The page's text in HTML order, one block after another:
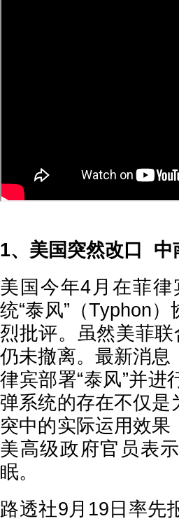
1、美国突然改口 中
美国今年4月在菲
统“泰风”（Typhon
烈批评。虽然美菲
仍未撤离。最新消息
律宾部署“泰风”并
弹系统的存在不仅是
突中的实际运用效
美高级政府官员表
眠。
路透社9月19日率先